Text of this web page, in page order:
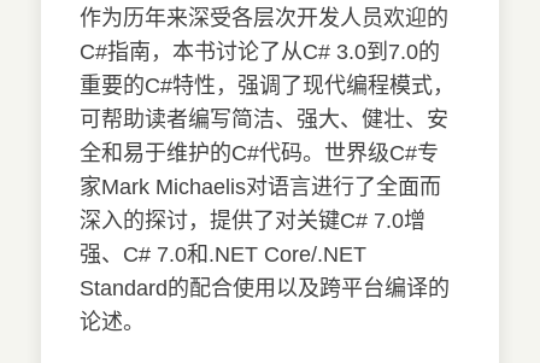
作为历年来深受各层次开发人员欢迎的
C#指南，本书讨论了从C# 3.0到7.0的
重要的C#特性，强调了现代编程模式，
可帮助读者编写简洁、强大、健壮、安
全和易于维护的C#代码。世界级C#专
家Mark Michaelis对语言进行了全面而
深入的探讨，提供了对关键C# 7.0增
强、C# 7.0和.NET Core/.NET
Standard的配合使用以及跨平台编译的
论述。